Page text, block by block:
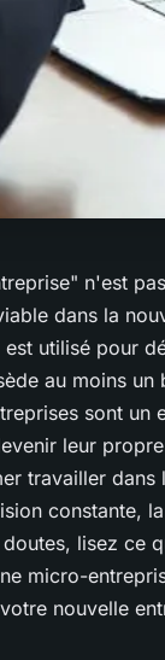
n'est
dans la
utilisé pour
au moins
sont
leur
travailler
constante,
lisez ce
micro-
nouvelle